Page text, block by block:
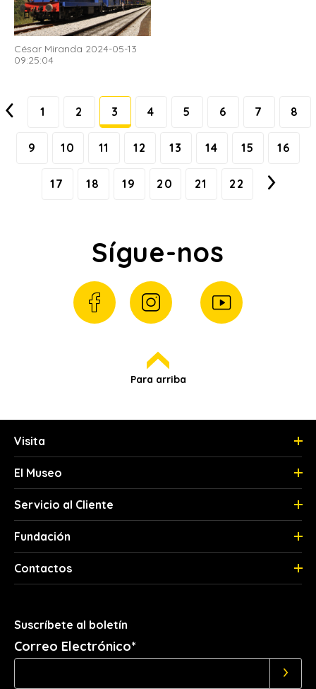
César Miranda 2024-05-13
09:25:04
1 2 3 4 5 6 7 8
9 10 11 12 13 14 15 16
17 18 19 20 21 22
Sígue-nos
Para arriba
Visita
El Museo
Servicio al Cliente
Fundación
Contactos
Suscríbete al boletín
Correo Electrónico*